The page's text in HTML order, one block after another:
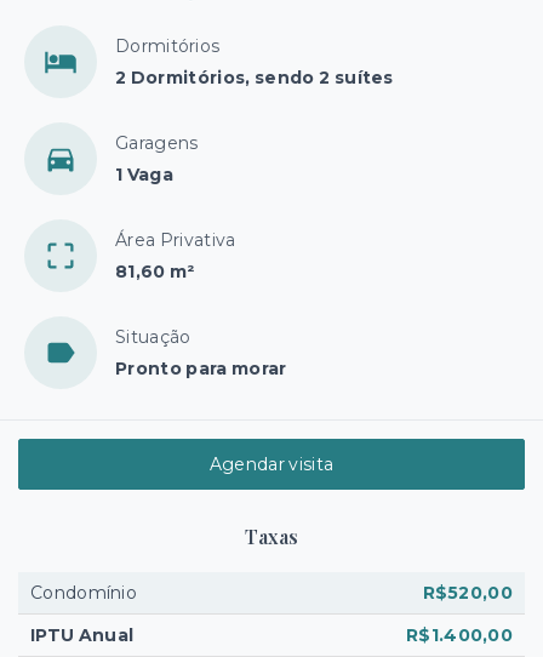
Dormitórios
2 Dormitórios, sendo 2 suítes
Garagens
1 Vaga
Área Privativa
81,60 m²
Situação
Pronto para morar
Agendar visita
Taxas
Condomínio
R$520,00
IPTU Anual
R$1.400,00